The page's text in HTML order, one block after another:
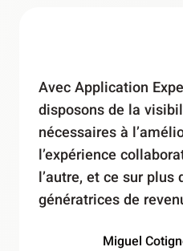
Avec Application
disposons de la
nécessaires à
l’expérience
l’autre, et ce sur plus